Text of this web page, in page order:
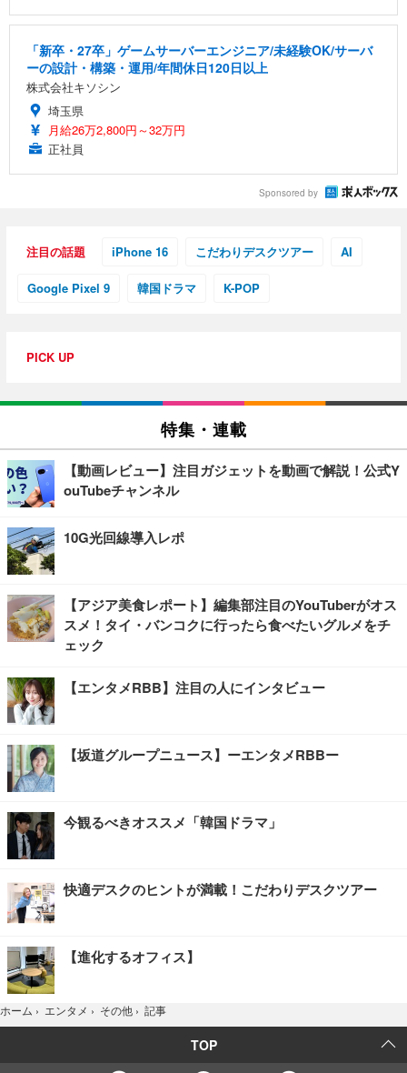
「新卒・27卒」ゲームサーバーエンジニア/未経験OK/サーバ
ーの設計・構築・運用/年間休日120日以上
株式会社キソシン
埼玉県
月給26万2,800円～32万円
正社員
Sponsored by
注目の話題 iPhone 16 こだわりデスクツアー AI
Google Pixel 9 韓国ドラマ K-POP
PICK UP
特集・連載
【動画レビュー】注目ガジェットを動画で解説！公式Y
ouTubeチャンネル
10G光回線導入レポ
【アジア美食レポート】編集部注目のYouTuberがオス
スメ！タイ・バンコクに行ったら食べたいグルメをチ
ェック
【エンタメRBB】注目の人にインタビュー
【坂道グループニュース】ーエンタメRBBー
今観るべきオススメ「韓国ドラマ」
快適デスクのヒントが満載！こだわりデスクツアー
【進化するオフィス】
ホーム › エンタメ › その他 › 記事
TOP